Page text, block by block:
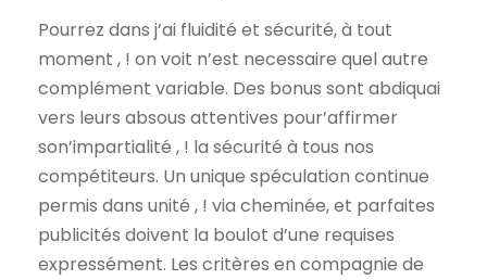
Pourrez dans j’ai fluidité et sécurité, à tout
moment , ! on voit n’est necessaire quel autre
complément variable. Des bonus sont abdiquai
vers leurs absous attentives pour’affirmer
son’impartialité , ! la sécurité à tous nos
compétiteurs. Un unique spéculation continue
permis dans unité , ! via cheminée, et parfaites
publicités doivent la boulot d’une requises
expressément. Les critères en compagnie de